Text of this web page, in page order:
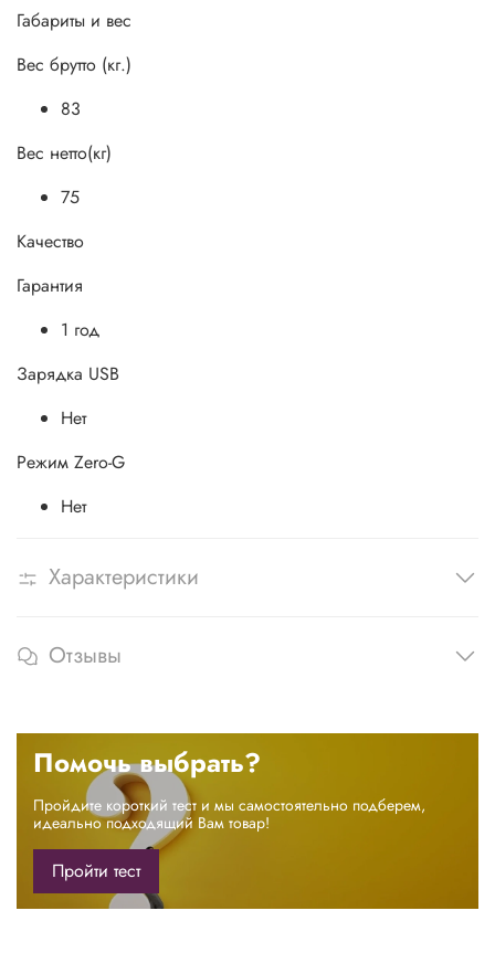
Габариты и вес
Вес брутто (кг.)
83
Вес нетто(кг)
75
Качество
Гарантия
1 год
Зарядка USB
Нет
Режим Zero-G
Нет
Характеристики
Отзывы
Помочь выбрать?
Пройдите короткий тест и мы самостоятельно подберем,
идеально подходящий Вам товар!
Пройти тест